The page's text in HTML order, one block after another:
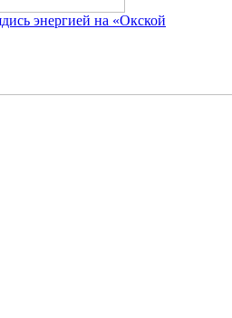
энергией на «Окской